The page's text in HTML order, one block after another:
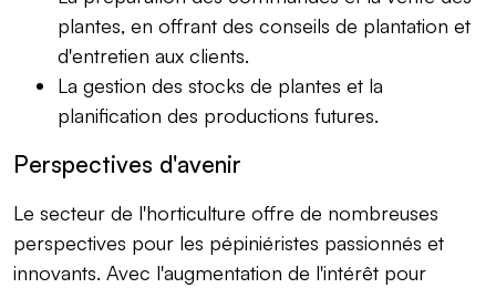
plantes, en offrant des conseils de plantation et
d'entretien aux clients.
La gestion des stocks de plantes et la
planification des productions futures.
Perspectives d'avenir
Le secteur de l'horticulture offre de nombreuses
perspectives pour les pépiniéristes passionnés et
innovants. Avec l'augmentation de l'intérêt pour